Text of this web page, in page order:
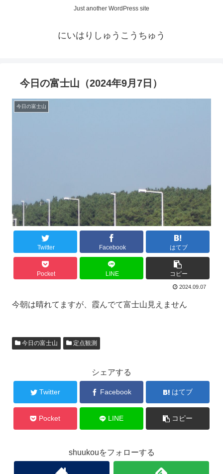
Just another WordPress site
にいはりしゅうこうちゅう
今日の富士山（2024年9月7日）
今日の富士山
Twitter Facebook はてブ
Pocket LINE コピー
2024.09.07
今朝は晴れてますが、霞んでて富士山見えません
今日の富士山 定点観測
シェアする
Twitter Facebook はてブ
Pocket LINE コピー
shuukouをフォローする